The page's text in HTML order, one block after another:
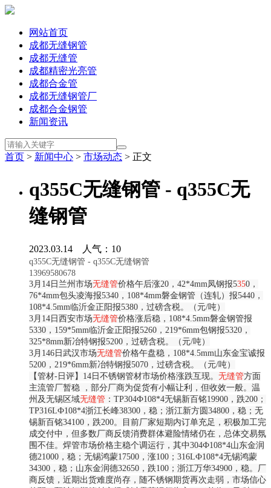
网站首页
成都无缝钢管
成都无缝管
成都精密光亮管
成都合金管
成都无缝钢管厂
成都合金钢管
新闻资讯
首页 > 新闻中心 > 市场动态 > 正文
q355C无缝钢管 - q355C无
缝钢管
2023.03.14 人气： 10
q355C无缝钢管 - q355C无缝钢管
13969580678
3月14日兰州市场无缝管价格午后涨20，42*4mm凤钢报5350，
76*4mm包头凌海报5340， 108*4mm磐金钢管（连轧）报5440，
108*4.5mm临沂金正阳报5380，过磅含税。（元/吨）
3月14日西安市场无缝管价格涨后稳，108*4.5mm磐金钢管报
5330，159*5mm临沂金正阳报5260，219*6mm包钢报5320，
325*8mm新冶特钢报5200，过磅含税。（元/吨）
3月146日 武汉市场无缝管价格午盘稳，108*4.5mm山东金宝诚报
5200，219*6mm新冶特钢报5070，过磅含税。（元/吨）
【管材-日评】14日不锈钢管材市场价格涨跌互现。 无缝管方面
主流管厂暂稳 ，部分厂商为促货有小幅让利，但收效一般。温
州及无锡区域无缝管 ：TP304Ф108*4无锡新百铭19900，跌200；
TP316LФ108*4浙江长峰38300，稳；浙江新方圆34800，稳；无
锡新百铭34100，跌200。目前厂家短期内订单充足，积极加工完
成交付中，但多数厂商反馈消费群体避险情绪仍在，总体交易氛
围不佳。焊管市场价格主稳个调运行，其中304Ф108*4山东金润
德21000，稳；无锡鸿蒙17500，涨100；316LФ108*4无锡鸿蒙
34300，稳；山东金润德32650，跌100；浙江万华34900，稳。厂
商反馈，近期出货难度尚存，随不锈钢期货再次走弱，市场信心